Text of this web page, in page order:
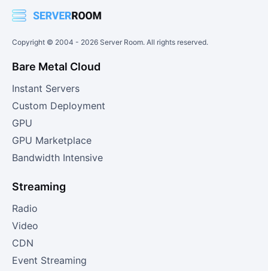
Copyright © 2004 - 2026 Server Room. All rights reserved.
Bare Metal Cloud
Instant Servers
Custom Deployment
GPU
GPU Marketplace
Bandwidth Intensive
Streaming
Radio
Video
CDN
Event Streaming